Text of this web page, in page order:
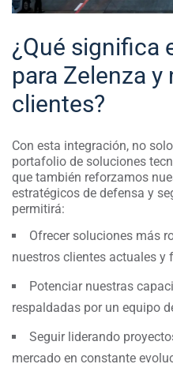
¿Qué significa
para Zelenza y
clientes?
Con esta integración, no
portafolio de soluciones
que también reforzamos
estratégicos de defensa y
permitirá:
Ofrecer soluciones más
nuestros clientes actuales y
Potenciar nuestras
respaldadas por un equipo
Seguir liderando
mercado en constante